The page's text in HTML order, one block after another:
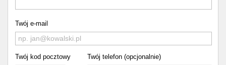
Twój e-mail
Twój kod pocztowy Twój telefon (opcjonalnie)